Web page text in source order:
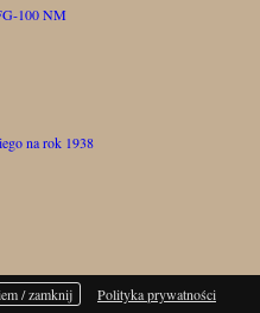
100 NM
na rok 1938
/ zamknij Polityka prywatności